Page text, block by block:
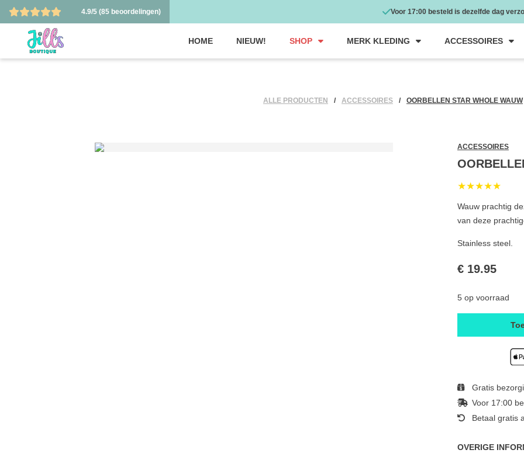
4.9/5 (85 beoordelingen) Voor 17:00 besteld is dezelfde dag
HOME NIEUW! SHOP MERK KLEDING ACCESSOIRES
ALLE PRODUCTEN ACCESSOIRES OORBELLEN STAR WHOLE WAUW
ACCESSOIRES
★★★★★
Wauw prachtig
van deze
Stainless steel.
€ 19.95
5 op voorraad
Gratis
Voor 17:00
Betaal gratis
OVERIGE